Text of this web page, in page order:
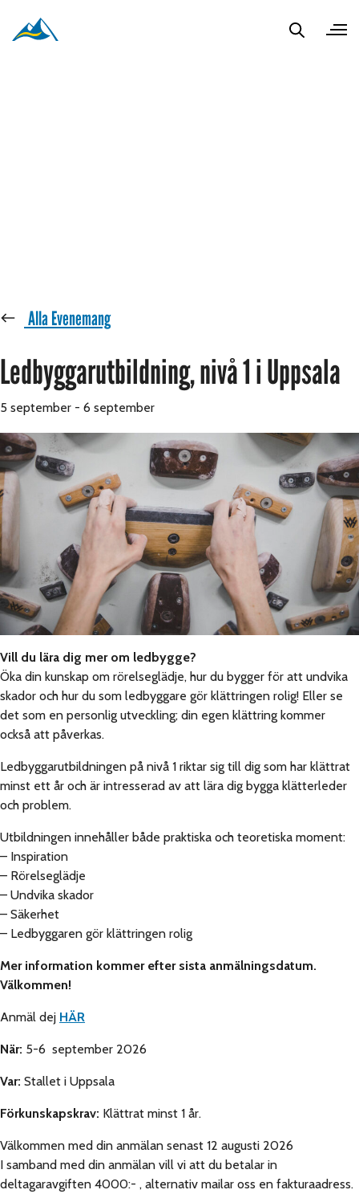
« Alla Evenemang
Ledbyggarutbildning, nivå 1 i Uppsala
5 september - 6 september
Vill du lära dig mer om ledbygge?
Öka din kunskap om rörelseglädje, hur du bygger för att undvika
skador och hur du som ledbyggare gör klättringen rolig! Eller se
det som en personlig utveckling; din egen klättring kommer
också att påverkas.
Ledbyggarutbildningen på nivå 1 riktar sig till dig som har klättrat
minst ett år och är intresserad av att lära dig bygga klätterleder
och problem.
Utbildningen innehåller både praktiska och teoretiska moment:
– Inspiration
– Rörelseglädje
– Undvika skador
– Säkerhet
– Ledbyggaren gör klättringen rolig
Mer information kommer efter sista anmälningsdatum.
Välkommen!
Anmäl dej HÄR
När: 5-6 september 2026
Var:Stallet i Uppsala
Förkunskapskrav: Klättrat minst 1 år.
Välkommen med din anmälan senast 12 augusti 2026
I samband med din anmälan vill vi att du betalar in
deltagaravgiften 4000:- , alternativ mailar oss en fakturaadress.